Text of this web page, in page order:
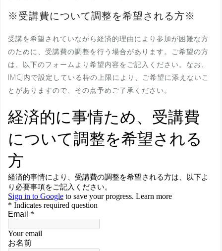
※受講費について調整を希望される方※
受講を希望されていながら経済的理由により参加が困難な方
のために、受講費の調整を行う場合があります。ご希望の方
は、以下のフォームより希望内容をご記入ください。なお、
IMCJ内で設定している枠の上限により、ご希望に添えないこ
とがありますので、その点予めご了承ください。